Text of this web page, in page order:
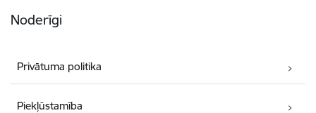
Noderīgi
Privātuma politika
Piekļūstamība